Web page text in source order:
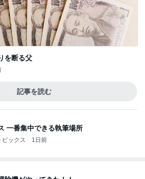
を断る父
記事を読む
一番集中できる執筆場所
ックス 1日前